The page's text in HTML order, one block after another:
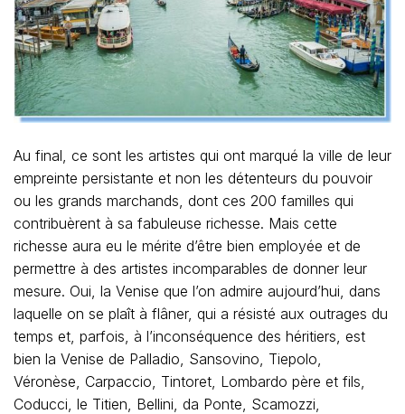
Au final, ce sont les artistes qui ont marqué la ville de leur
empreinte persistante et non les détenteurs du pouvoir
ou les grands marchands, dont ces 200 familles qui
contribuèrent à sa fabuleuse richesse. Mais cette
richesse aura eu le mérite d’être bien employée et de
permettre à des artistes incomparables de donner leur
mesure. Oui, la Venise que l’on admire aujourd’hui, dans
laquelle on se plaît à flâner, qui a résisté aux outrages du
temps et, parfois, à l’inconséquence des héritiers, est
bien la Venise de Palladio, Sansovino, Tiepolo,
Véronèse, Carpaccio, Tintoret, Lombardo père et fils,
Coducci, le Titien, Bellini, da Ponte, Scamozzi,